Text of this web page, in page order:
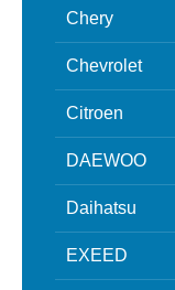
Chery
Chevrolet
Citroen
DAEWOO
Daihatsu
EXEED